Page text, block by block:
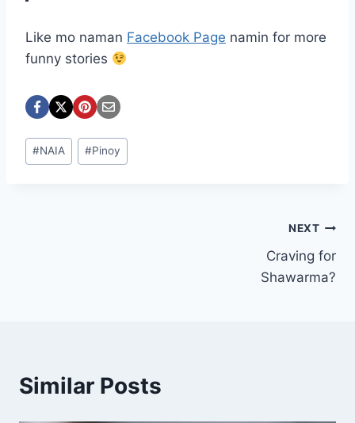
Like mo naman Facebook Page namin for more
funny stories
Post
Tags:
#NAIA #Pinoy
NEXT
Craving for
Shawarma?
Similar Posts